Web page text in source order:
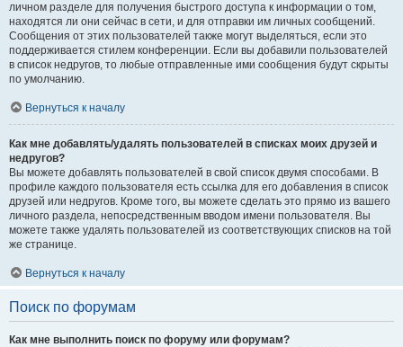
личном разделе для получения быстрого доступа к информации о том,
находятся ли они сейчас в сети, и для отправки им личных сообщений.
Сообщения от этих пользователей также могут выделяться, если это
поддерживается стилем конференции. Если вы добавили пользователей
в список недругов, то любые отправленные ими сообщения будут скрыты
по умолчанию.
Вернуться к началу
Как мне добавлять/удалять пользователей в списках моих друзей и
недругов?
Вы можете добавлять пользователей в свой список двумя способами. В
профиле каждого пользователя есть ссылка для его добавления в список
друзей или недругов. Кроме того, вы можете сделать это прямо из вашего
личного раздела, непосредственным вводом имени пользователя. Вы
можете также удалять пользователей из соответствующих списков на той
же странице.
Вернуться к началу
Поиск по форумам
Как мне выполнить поиск по форуму или форумам?